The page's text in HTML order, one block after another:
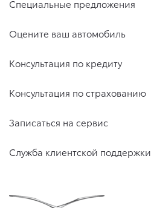
Специальные предложения
Оцените ваш автомобиль
Консультация по кредиту
Консультация по страхованию
Записаться на сервис
Служба клиентской поддержки